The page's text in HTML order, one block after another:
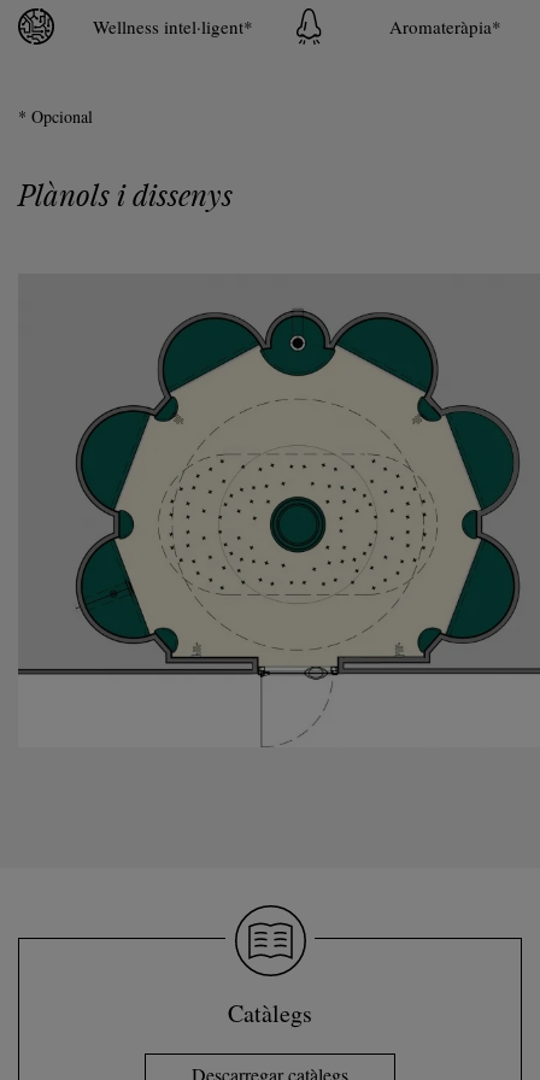
Wellness intel·ligent* Aromateràpia*
* Opcional
Plànols i dissenys
Catàlegs
Descarregar catàlegs